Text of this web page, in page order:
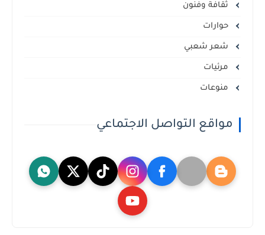
ثقافة وفنون
حوارات
شعر شعبي
مرئيات
منوعات
مواقع التواصل الاجتماعي